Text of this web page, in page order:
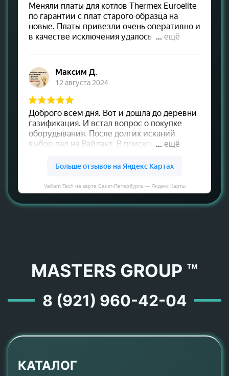
Vaillant Tech на карте Санкт‑Петербурга — Яндекс Карты
MASTERS GROUP ™
8 (921) 960-42-04
КАТАЛОГ